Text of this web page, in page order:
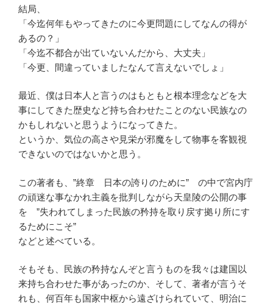
結局、
「今迄何年もやってきたのに今更問題にしてなんの得が
あるの？」
「今迄不都合が出ていないんだから、大丈夫」
「今更、間違っていましたなんて言えないでしょ」
最近、僕は日本人と言うのはもともと根本理念などを大
事にしてきた歴史など持ち合わせたことのない民族なの
かもしれないと思うようになってきた。
というか、気位の高さや見栄が邪魔をして物事を客観視
できないのではないかと思う。
この著者も、”終章 日本の誇りのために” の中で宮内庁
の頑迷な事なかれ主義を批判しながら天皇陵の公開の事
を ”失われてしまった民族の矜持を取り戻す拠り所にす
るためにこそ”
などと述べている。
そもそも、民族の矜持なんぞと言うものを我々は建国以
来持ち合わせた事があったのか、そして、著者が言うそ
れも、何百年も国家中枢から遠ざけられていて、明治に